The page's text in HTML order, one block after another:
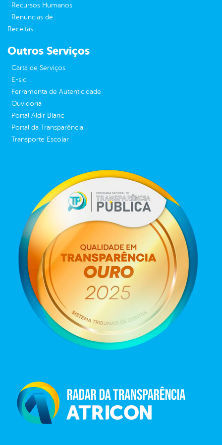
Recursos Humanos
Renúncias de
Receitas
Outros Serviços
Carta de Serviços
E-sic
Ferramenta de Autenticidade
Ouvidoria
Portal Aldir Blanc
Portal da Transparência
Transporte Escolar